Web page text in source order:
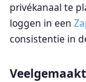
privékanaal te
loggen in een
consistentie in